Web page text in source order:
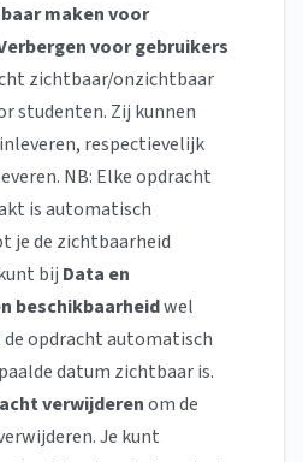
maken voor
voor gebruikers
zichtbaar/onzichtbaar
studenten. Zij kunnen
respectievelijk
NB: Elke opdracht
is automatisch
je de zichtbaarheid
bij Data en
beschikbaarheidwel
opdracht automatisch
datum zichtbaar is.
verwijderenom de
Je kunt